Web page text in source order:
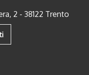
2 - 38122 Trento